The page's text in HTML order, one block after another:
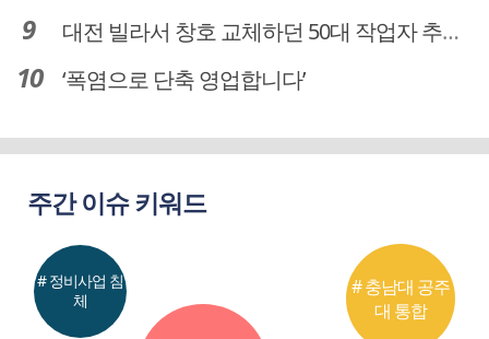
대전 빌라서 창호 교체하던 50대 작업자 추락해 숨져
‘폭염으로 단축 영업합니다’
주간 이슈 키워드
# 충남대 공주
대 통합
# 정비사업 침
체